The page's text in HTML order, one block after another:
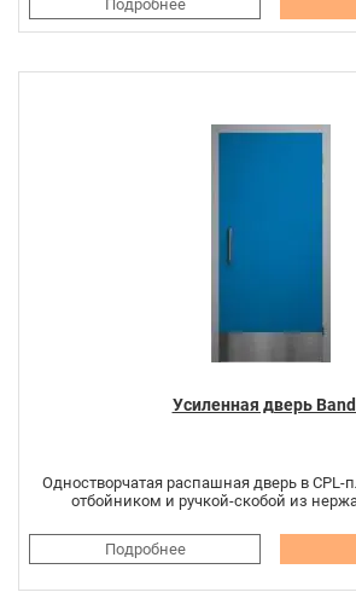
Подробнее
Усиленная дверь
Одностворчатая распашная дверь в
отбойником и ручкой-скобой из
Подробнее